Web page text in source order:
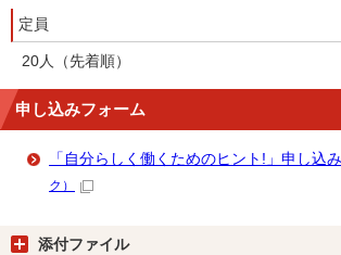
定員
20人（先着順）
申し込みフォーム
「自分らしく働くためのヒント!」申し込
ク）
添付ファイル